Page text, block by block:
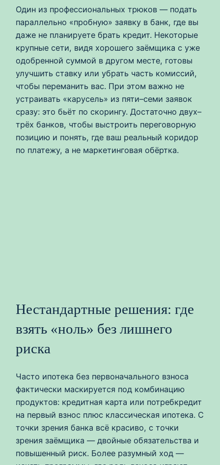
Один из профессиональных трюков — подать
параллельно «пробную» заявку в банк, где вы
даже не планируете брать кредит. Некоторые
крупные сети, видя хорошего заёмщика с уже
одобренной суммой в другом месте, готовы
улучшить ставку или убрать часть комиссий,
чтобы переманить вас. При этом важно не
устраивать «карусель» из пяти–семи заявок
сразу: это бьёт по скорингу. Достаточно двух–
трёх банков, чтобы выстроить переговорную
позицию и понять, где ваш реальный коридор
по платежу, а не маркетинговая обёртка.
Нестандартные решения: где
взять «ноль» без лишнего
риска
Часто ипотека без первоначального взноса
фактически маскируется под комбинацию
продуктов: кредитная карта или потребкредит
на первый взнос плюс классическая ипотека. С
точки зрения банка всё красиво, с точки
зрения заёмщика — двойные обязательства и
повышенный риск. Более разумный ход —